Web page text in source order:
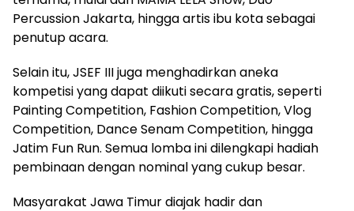
Percussion Jakarta, hingga artis ibu kota sebagai
penutup acara.
Selain itu, JSEF III juga menghadirkan aneka
kompetisi yang dapat diikuti secara gratis, seperti
Painting Competition, Fashion Competition, Vlog
Competition, Dance Senam Competition, hingga
Jatim Fun Run. Semua lomba ini dilengkapi hadiah
pembinaan dengan nominal yang cukup besar.
Masyarakat Jawa Timur diajak hadir dan